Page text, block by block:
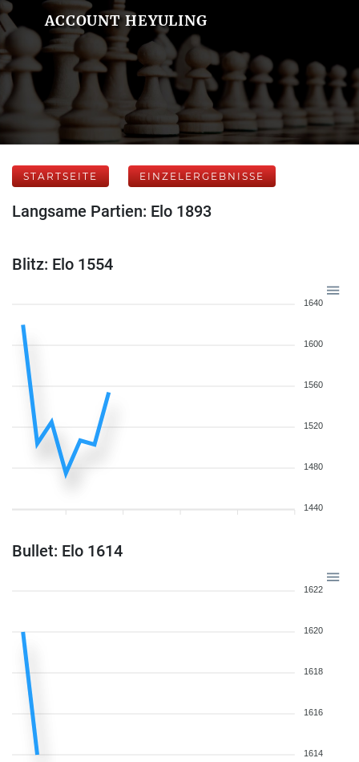
ACCOUNT HEYULING
STARTSEITE EINZELERGEBNISSE
Langsame Partien: Elo 1893
Blitz: Elo 1554
1640
1600
1560
1520
1480
1440
Bullet: Elo 1614
1622
1620
1618
1616
1614